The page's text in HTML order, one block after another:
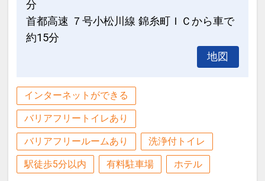
分
首都高速 ７号小松川線 錦糸町ＩＣから車で
約15分
地図
インターネットができる
バリアフリートイレあり
バリアフリールームあり 洗浄付トイレ
駅徒歩5分以内 有料駐車場 ホテル